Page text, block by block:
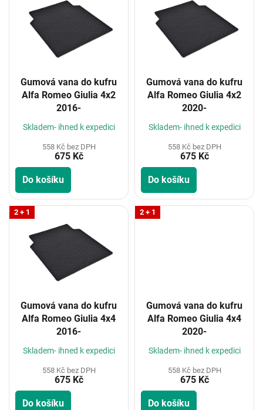
Gumová vana do kufru
Alfa Romeo Giulia 4x2
2016-
Skladem- ihned k expedici
558 Kč bez DPH
675 Kč
Do košíku
Gumová vana do kufru
Alfa Romeo Giulia 4x2
2020-
Skladem- ihned k expedici
558 Kč bez DPH
675 Kč
Do košíku
2 + 1
Gumová vana do kufru
Alfa Romeo Giulia 4x4
2016-
Skladem- ihned k expedici
558 Kč bez DPH
675 Kč
Do košíku
2 + 1
Gumová vana do kufru
Alfa Romeo Giulia 4x4
2020-
Skladem- ihned k expedici
558 Kč bez DPH
675 Kč
Do košíku